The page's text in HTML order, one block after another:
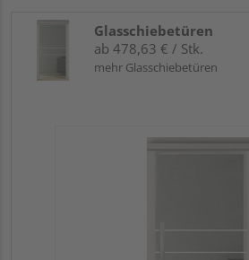
Glasschiebetüren
ab 478,63 € / Stk.
mehr Glasschiebetüren